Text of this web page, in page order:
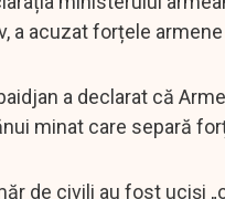
a acuzat forțele
a declarat că
minat care separă
de civili au fost uciși